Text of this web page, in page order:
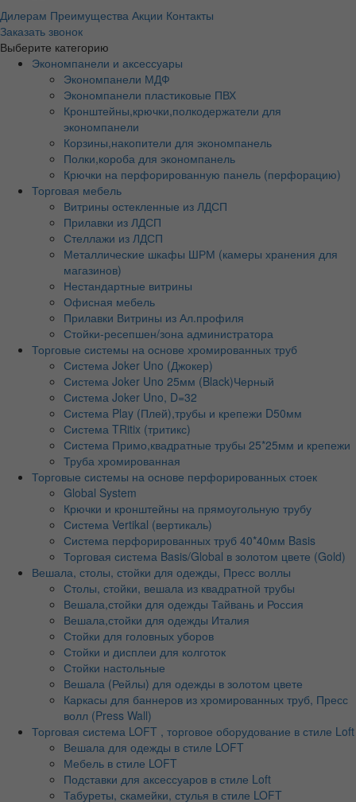
Дилерам Преимущества Акции Контакты
Заказать звонок
Выберите категорию
Экономпанели и аксессуары
Экономпанели МДФ
Экономпанели пластиковые ПВХ
Кронштейны,крючки,полкодержатели для
экономпанели
Корзины,накопители для экономпанель
Полки,короба для экономпанель
Крючки на перфорированную панель (перфорацию)
Торговая мебель
Витрины остекленные из ЛДСП
Прилавки из ЛДСП
Стеллажи из ЛДСП
Металлические шкафы ШРМ (камеры хранения для
магазинов)
Нестандартные витрины
Офисная мебель
Прилавки Витрины из Ал.профиля
Стойки-ресепшен/зона администратора
Торговые системы на основе хромированных труб
Система Joker Uno (Джокер)
Система Joker Uno 25мм (Black)Черный
Система Joker Uno, D=32
Система Play (Плей),трубы и крепежи D50мм
Система TRitix (тритикс)
Система Примо,квадратные трубы 25*25мм и крепежи
Труба хромированная
Торговые системы на основе перфорированных стоек
Global System
Крючки и кронштейны на прямоугольную трубу
Система Vertikal (вертикаль)
Система перфорированных труб 40*40мм Basis
Торговая система Basis/Global в золотом цвете (Gold)
Вешала, столы, стойки для одежды, Пресс воллы
Столы, стойки, вешала из квадратной трубы
Вешала,стойки для одежды Тайвань и Россия
Вешала,стойки для одежды Италия
Стойки для головных уборов
Стойки и дисплеи для колготок
Стойки настольные
Вешала (Рейлы) для одежды в золотом цвете
Каркасы для баннеров из хромированных труб, Пресс
волл (Press Wall)
Торговая система LOFT , торговое оборудование в стиле Loft
Вешала для одежды в стиле LOFT
Мебель в стиле LOFT
Подставки для аксессуаров в стиле Loft
Табуреты, скамейки, стулья в стиле LOFT